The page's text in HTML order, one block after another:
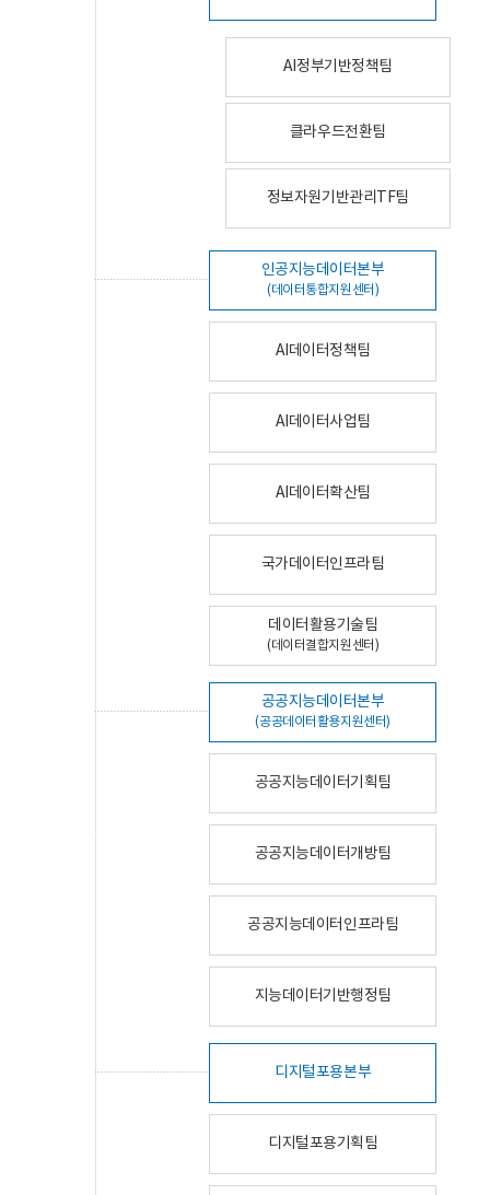
AI정부기반정책팀
클라우드전환팀
정보자원기반관리TF팀
인공지능데이터본부
(데이터통합지원센터)
AI데이터정책팀
AI데이터사업팀
AI데이터확산팀
국가데이터인프라팀
데이터활용기술팀
(데이터결합지원센터)
공공지능데이터본부
(공공데이터활용지원센터)
공공지능데이터기획팀
공공지능데이터개방팀
공공지능데이터인프라팀
지능데이터기반행정팀
디지털포용본부
디지털포용기획팀